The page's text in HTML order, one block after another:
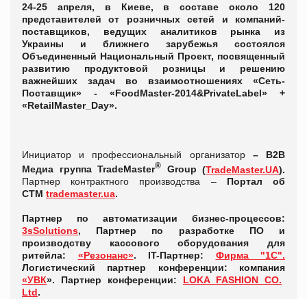
24-25 апреля, в Киеве, в составе около 120
представителей от розничных сетей и компаний-
поставщиков, ведущих аналитиков рынка из
Украины и ближнего зарубежья состоялся
Объединенный Национальный Проект, посвященный
развитию продуктовой розницы и решению
важнейших задач во взаимоотношениях «Сеть-
Поставщик» - «FoodMaster-2014&PrivateLabel» +
«RetailMaster_Day».
Инициатор и профессиональный организатор – B2B
Медиа группа TradeMaster® Group (TradeMaster.UA).
Партнер контрактного производства – Портал об
СТМ trademaster.ua.
Партнер по автоматизации бизнес-процессов:
3sSolutions, Партнер по разработке ПО и
производству кассового оборудования для
ритейла: «Резонанс». IT-Партнер: Фирма "1С".
Логистический партнер конференции: компания
«УВК». Партнер конференции: LOKA FASHION CO.
Ltd.